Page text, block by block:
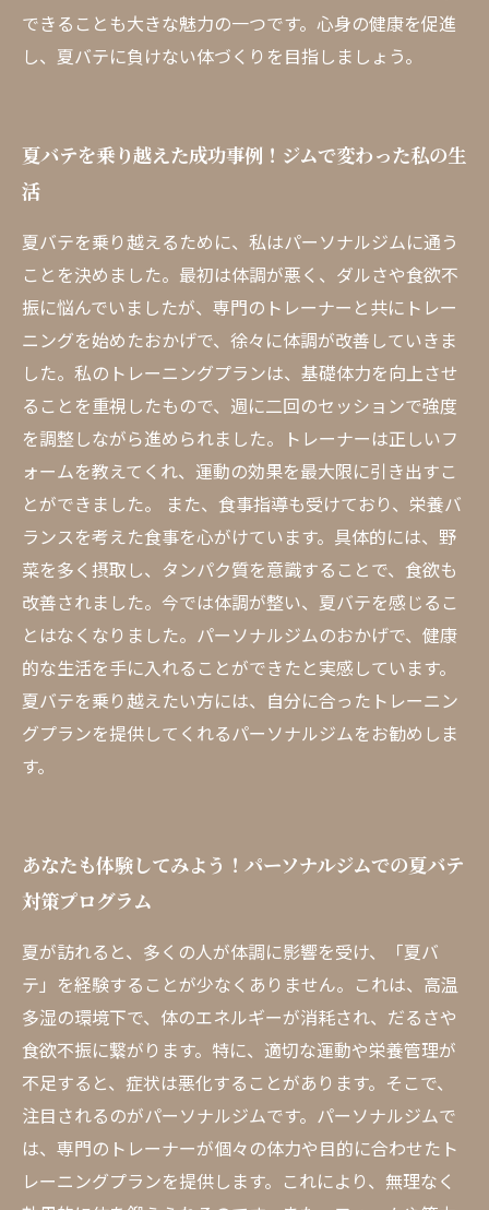
できることも大きな魅力の一つです。心身の健康を促進
し、夏バテに負けない体づくりを目指しましょう。
夏バテを乗り越えた成功事例！ジムで変わった私の生
活
夏バテを乗り越えるために、私はパーソナルジムに通う
ことを決めました。最初は体調が悪く、ダルさや食欲不
振に悩んでいましたが、専門のトレーナーと共にトレー
ニングを始めたおかげで、徐々に体調が改善していきま
した。私のトレーニングプランは、基礎体力を向上させ
ることを重視したもので、週に二回のセッションで強度
を調整しながら進められました。トレーナーは正しいフ
ォームを教えてくれ、運動の効果を最大限に引き出すこ
とができました。 また、食事指導も受けており、栄養バ
ランスを考えた食事を心がけています。具体的には、野
菜を多く摂取し、タンパク質を意識することで、食欲も
改善されました。今では体調が整い、夏バテを感じるこ
とはなくなりました。パーソナルジムのおかげで、健康
的な生活を手に入れることができたと実感しています。
夏バテを乗り越えたい方には、自分に合ったトレーニン
グプランを提供してくれるパーソナルジムをお勧めしま
す。
あなたも体験してみよう！パーソナルジムでの夏バテ
対策プログラム
夏が訪れると、多くの人が体調に影響を受け、「夏バ
テ」を経験することが少なくありません。これは、高温
多湿の環境下で、体のエネルギーが消耗され、だるさや
食欲不振に繋がります。特に、適切な運動や栄養管理が
不足すると、症状は悪化することがあります。そこで、
注目されるのがパーソナルジムです。パーソナルジムで
は、専門のトレーナーが個々の体力や目的に合わせたト
レーニングプランを提供します。これにより、無理なく